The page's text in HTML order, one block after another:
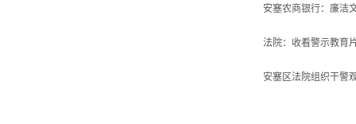
安塞农商银行：廉洁
法院：收看警示教育
安塞区法院组织干警